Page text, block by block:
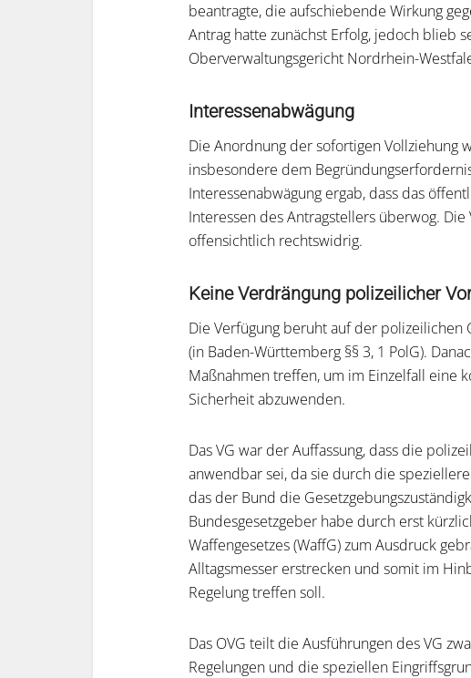
beantragte, die aufschiebende Wirkung
Antrag hatte zunächst Erfolg, jedoch blieb
Oberverwaltungsgericht Nordrhein-
Interessenabwägung
Die Anordnung der sofortigen Vollziehung
insbesondere dem
Interessenabwägung ergab, dass das
Interessen des Antragstellers überwog.
offensichtlich rechtswidrig.
Keine Verdrängung polizeilicher
Die Verfügung beruht auf der polizeilichen
(in Baden-Württemberg §§ 3, 1 PolG).
Maßnahmen treffen, um im Einzelfall eine
Sicherheit abzuwenden.
Das VG war der Auffassung, dass die
anwendbar sei, da sie durch die
das der Bund die
Bundesgesetzgeber habe durch erst
Waffengesetzes (WaffG) zum Ausdruck
Alltagsmesser erstrecken und somit im
Regelung treffen soll.
Das OVG teilt die Ausführungen des VG
Regelungen und die speziellen